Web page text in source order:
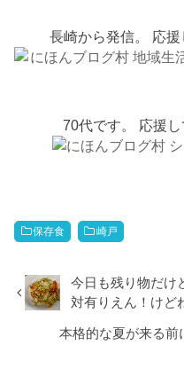
長崎から発信。 応
70代です。 応援
保存食 崎戸
今日も残り物だけ
対有りえん！けど
本格的な夏が来る前